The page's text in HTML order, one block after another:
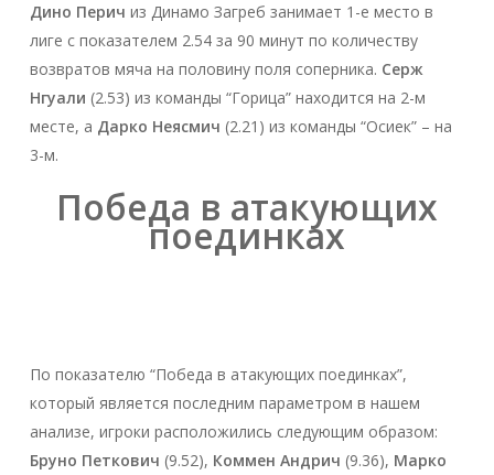
Дино Перич из Динамо Загреб занимает 1-е место в
лиге с показателем 2.54 за 90 минут по количеству
возвратов мяча на половину поля соперника. Серж
Нгуали (2.53) из команды “Горица” находится на 2-м
месте, а Дарко Неясмич (2.21) из команды “Осиек” – на
3-м.
Победа в атакующих
поединках
По показателю “Победа в атакующих поединках”,
который является последним параметром в нашем
анализе, игроки расположились следующим образом:
Бруно Петкович (9.52), Коммен Андрич (9.36), Марко